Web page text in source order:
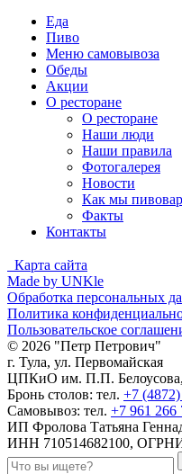
Еда
Пиво
Меню самовывоза
Обеды
Акции
О ресторане
О ресторане
Наши люди
Наши правила
Фотогалерея
Новости
Как мы
Факты
Контакты
Карта сайта
Made by UNKle
Обработка персональных
Политика
Пользовательское
© 2026 "Петр Петрович"
г. Тула, ул. Первомайская
ЦПКиО им. П.П.
Бронь столов: тел. +7
Самовывоз: тел. +7 961 266
ИП Фролова Татьяна
ИНН 710514682100,